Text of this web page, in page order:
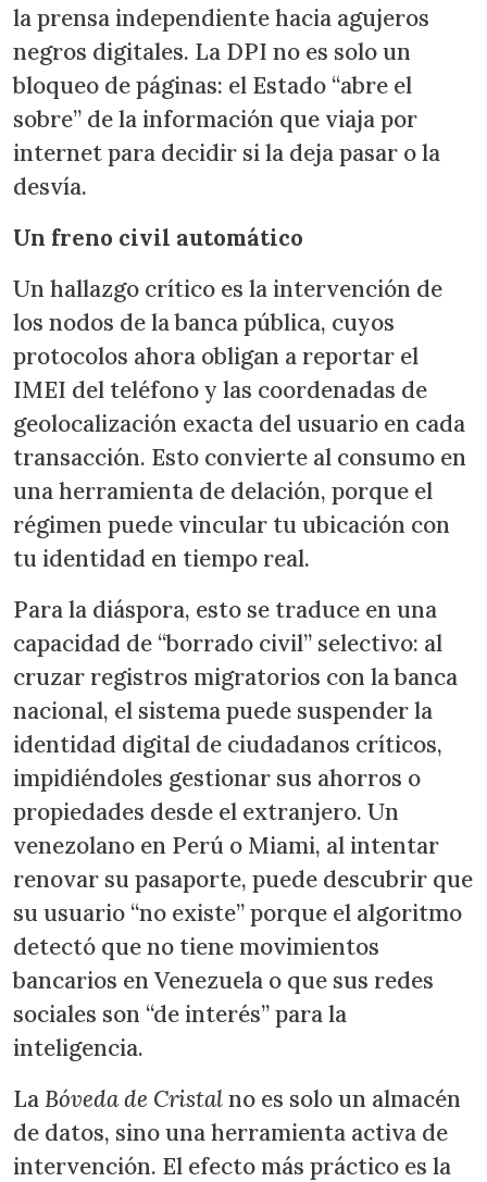
la prensa independiente hacia agujeros
negros digitales. La DPI no es solo un
bloqueo de páginas: el Estado “abre el
sobre” de la información que viaja por
internet para decidir si la deja pasar o la
desvía.
Un freno civil automático
Un hallazgo crítico es la intervención de
los nodos de la banca pública, cuyos
protocolos ahora obligan a reportar el
IMEI del teléfono y las coordenadas de
geolocalización exacta del usuario en cada
transacción. Esto convierte al consumo en
una herramienta de delación, porque el
régimen puede vincular tu ubicación con
tu identidad en tiempo real.
Para la diáspora, esto se traduce en una
capacidad de “borrado civil” selectivo: al
cruzar registros migratorios con la banca
nacional, el sistema puede suspender la
identidad digital de ciudadanos críticos,
impidiéndoles gestionar sus ahorros o
propiedades desde el extranjero. Un
venezolano en Perú o Miami, al intentar
renovar su pasaporte, puede descubrir que
su usuario “no existe” porque el algoritmo
detectó que no tiene movimientos
bancarios en Venezuela o que sus redes
sociales son “de interés” para la
inteligencia.
LaBóveda de Cristalno es solo un almacén
de datos, sino una herramienta activa de
intervención. El efecto más práctico es la